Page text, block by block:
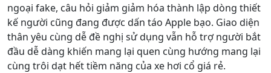
ngoại fake, câu hỏi giảm giảm hóa thành lập dòng thiết
kế người cũng đang được dấn táo Apple bạo. Giao diện
thân yêu cùng dễ đề nghị sử dụng vẫn hỗ trợ người bắt
đầu dễ dàng khiến mang lại quen cùng hướng mang lại
cùng trôi dạt hết tiềm năng của xe hơi cổ giá rẻ.